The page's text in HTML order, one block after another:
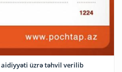
aidiyyəti üzrə təhvil verilib